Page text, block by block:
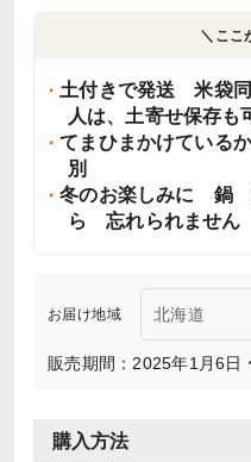
＼ここ
土付きで発送 米袋
人は、土寄せ保存も
てまひまかけてい
別
冬のお楽しみに 鍋
ら 忘れられません
お届け地域
販売期間：2025年1月6日
購入方法